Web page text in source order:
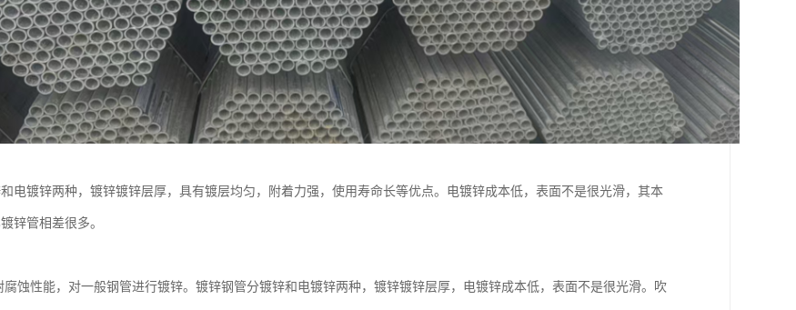
电镀锌两种，镀锌镀锌层厚，具有镀层均匀，附着力强，使用寿命长等优点。电镀锌成本低，表面不是很光滑，其本
锌管相差很多。
腐蚀性能，对一般钢管进行镀锌。镀锌钢管分镀锌和电镀锌两种，镀锌镀锌层厚，电镀锌成本低，表面不是很光滑。吹